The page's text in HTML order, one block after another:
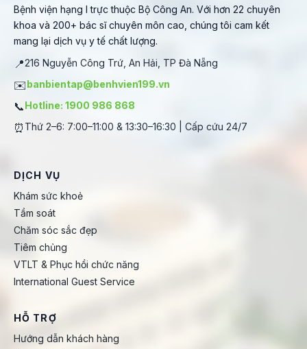
Bệnh viện hạng I trực thuộc Bộ Công An. Với hơn 22 chuyên
khoa và 200+ bác sĩ chuyên môn cao, chúng tôi cam kết
mang lại dịch vụ y tế chất lượng.
📍216 Nguyễn Công Trứ, An Hải, TP Đà Nẵng
✉️banbientap@benhvien199.vn
📞Hotline: 1900 986 868
⏰ Thứ 2–6: 7:00–11:00 & 13:30–16:30 | Cấp cứu 24/7
DỊCH VỤ
Khám sức khoẻ
Tầm soát
Chăm sóc sắc đẹp
Tiêm chủng
VTLT & Phục hồi chức năng
International Guest Service
HỖ TRỢ
Hướng dẫn khách hàng